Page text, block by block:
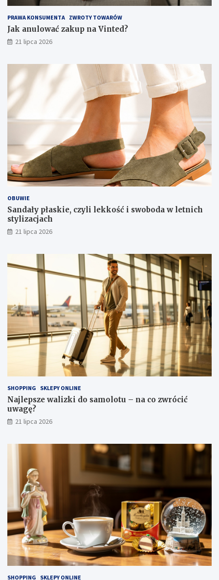
PRAWA KONSUMENTA ZWROTY TOWARÓW
Jak anulować zakup na Vinted?
21 lipca 2026
OBUWIE
Sandały płaskie, czyli lekkość i swoboda w letnich
stylizacjach
21 lipca 2026
SHOPPING SKLEPY ONLINE
Najlepsze walizki do samolotu – na co zwrócić
uwagę?
21 lipca 2026
SHOPPING SKLEPY ONLINE